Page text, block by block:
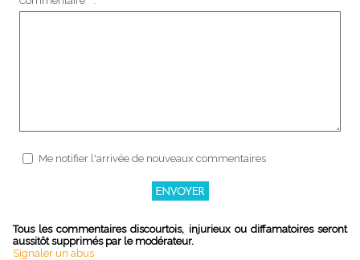
Me notifier l'arrivée de nouveaux commentaires
Tous les commentaires discourtois, injurieux ou diffamatoires seront
aussitôt supprimés par le modérateur.
Signaler un abus